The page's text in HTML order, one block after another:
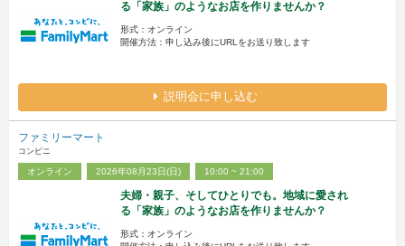
る「家族」のようなお店を作りませんか？
形式：オンライン
開催方法：申し込み後にURLをお送り致します
説明会に申し込む
ファミリーマート
コンビニ
オンライン 2026年08月23日(日) 10:00 ~ 21:00
夫婦・親子、そしてひとりでも。地域に愛され
る「家族」のようなお店を作りませんか？
形式：オンライン